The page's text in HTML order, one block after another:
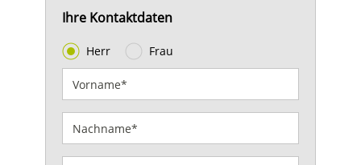
Ihre Kontaktdaten
Herr Frau